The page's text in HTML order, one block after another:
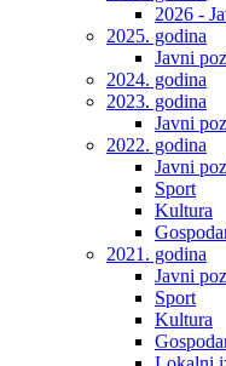
2026 -
2025. godina
Javni
2024. godina
2023. godina
Javni
2022. godina
Javni
Sport
Kultura
2021. godina
Javni
Sport
Kultura